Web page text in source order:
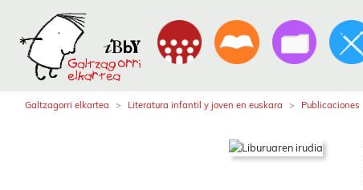
Galtzagorri elkartea Literatura infantil y joven en euskara Publicaciones